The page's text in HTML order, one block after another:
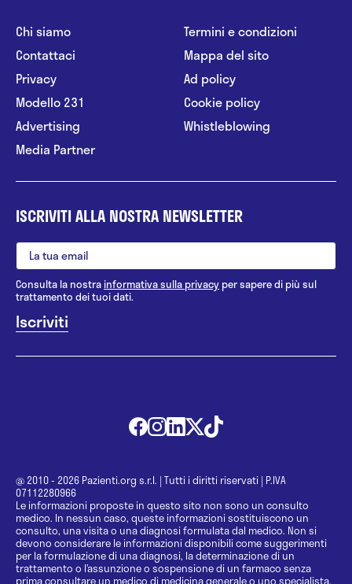
Chi siamo
Contattaci
Privacy
Modello 231
Advertising
Media Partner
Termini e condizioni
Mappa del sito
Ad policy
Cookie policy
Whistleblowing
ISCRIVITI ALLA NOSTRA NEWSLETTER
Consulta la nostrainformativa sulla privacy per sapere di più sul
trattamento dei tuoi dati.
@ 2010 - 2026 Pazienti.org s.r.l. | Tutti i diritti riservati | P.IVA
07112280966
Le informazioni proposte in questo sito non sono un consulto
medico. In nessun caso, queste informazioni sostituiscono un
consulto, una visita o una diagnosi formulata dal medico. Non si
devono considerare le informazioni disponibili come suggerimenti
per la formulazione di una diagnosi, la determinazione di un
trattamento o l’assunzione o sospensione di un farmaco senza
prima consultare un medico di medicina generale o uno specialista.